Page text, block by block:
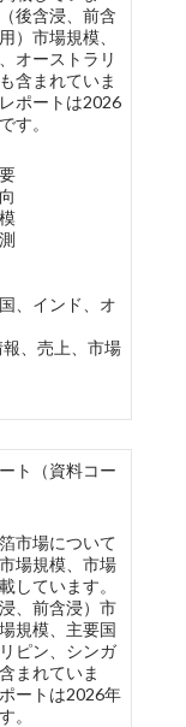
後含浸、前含
）市場規模、
オーストラリ
含まれていま
ポートは2026
す。
、インド、オ
、売上、市場
ト（資料コー
市場について
場規模、市場
しています。
、前含浸）市
規模、主要国
ピン、シンガ
まれていま
ートは2026年
。